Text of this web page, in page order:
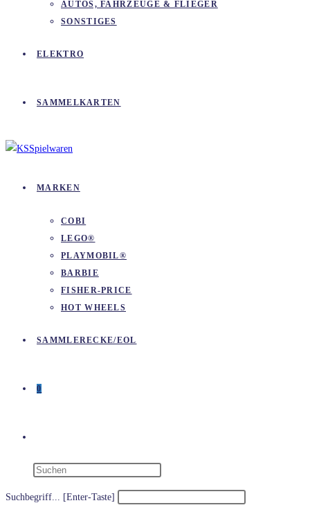
AUTOS, FAHRZEUGE & FLIEGER
SONSTIGES
ELEKTRO
SAMMELKARTEN
MARKEN
COBI
LEGO®
PLAYMOBIL®
BARBIE
FISHER-PRICE
HOT WHEELS
SAMMLERECKE/EOL
0
Suchbegriff... [Enter-Taste]